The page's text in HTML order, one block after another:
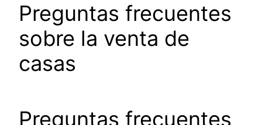
Preguntas frecuentes
sobre la venta de
casas
Preguntas frecuentes